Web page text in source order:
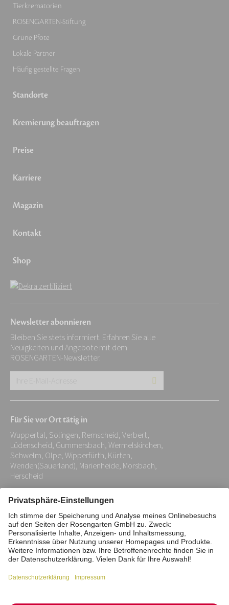
Tierkrematorien
ROSENGARTEN-Stiftung
Grüne Pfote
Lokale Partner
Häufig gestellte Fragen
Standorte
Kremierung beauftragen
Preise
Karriere
Magazin
Kontakt
Shop
Newsletter abonnieren
Bleiben Sie stets informiert. Erfahren Sie alle
Neuigkeiten und Angebote mit dem
ROSENGARTEN-Newsletter.
E-
Adresse:
*
Für Sie vor Ort tätig in
Wuppertal, Solingen, Remscheid, Verbert,
Lüdenscheid, Gummersbach, Wermelskirchen,
Schwelm, Olpe, Wipperfürth, Kürten,
Wenden(Sauerland), Marienheide, Morsbach,
Herscheid
Impressum Datenschutz
Stiftung
Interne Meldestelle
Zahlungsmittel
Barrierefreiheitserklärung
Vertrag widerrufen